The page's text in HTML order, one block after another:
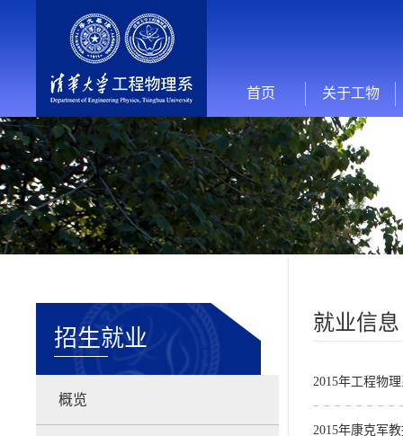
首页 关于工物
招生就业
概览
就业信息
2015年工程物
2015年康克军